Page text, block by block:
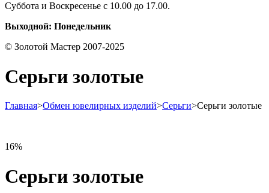
Суббота и Воскресенье с 10.00 до 17.00.
Выходной: Понедельник
© Золотой Мастер 2007-2025
Серьги золотые
Главная>Обмен ювелирных изделий>Серьги>Серьги золотые
16%
Серьги золотые